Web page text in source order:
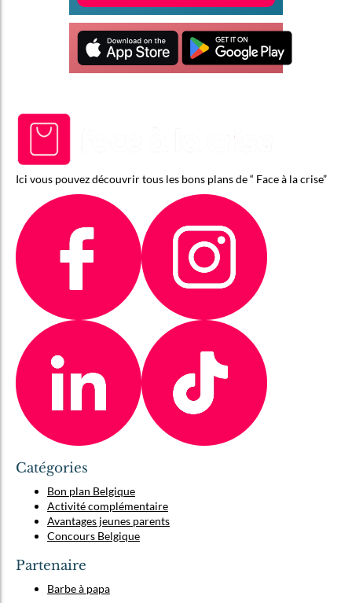
Ici vous pouvez découvrir tous les bons plans de “ Face à la crise”
Catégories
Bon plan Belgique
Activité complémentaire
Avantages jeunes parents
Concours Belgique
Partenaire
Barbe à papa